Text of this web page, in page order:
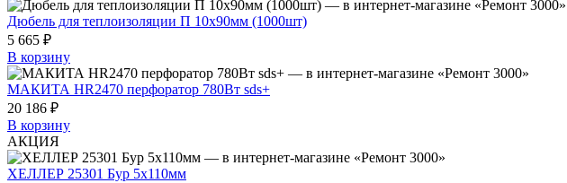
Дюбель для теплоизоляции П 10х90мм (1000шт)
5 665 ₽
В корзину
МАКИТА HR2470 перфоратор 780Вт sds+
20 186 ₽
В корзину
АКЦИЯ
ХЕЛЛЕР 25301 Бур 5х110мм